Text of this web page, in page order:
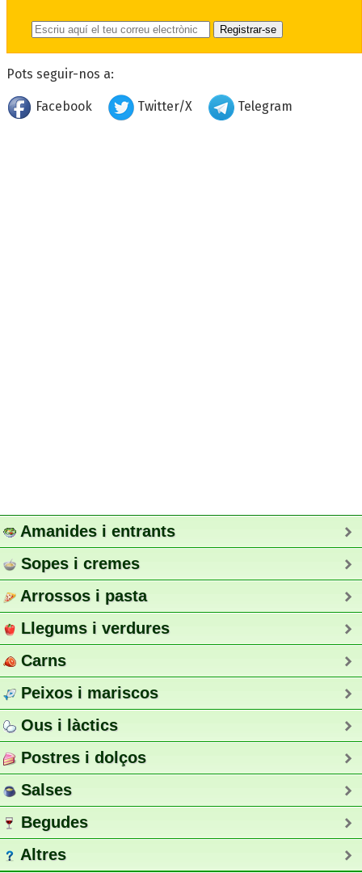
Pots seguir-nos a:
Facebook Twitter/X Telegram
Amanides i entrants
Sopes i cremes
Arrossos i pasta
Llegums i verdures
Carns
Peixos i mariscos
Ous i làctics
Postres i dolços
Salses
Begudes
Altres